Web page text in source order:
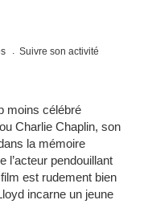
Suivre son activité
moins célébré
Charlie Chaplin, son
la mémoire
l’acteur pendouillant
est rudement bien
incarne un jeune